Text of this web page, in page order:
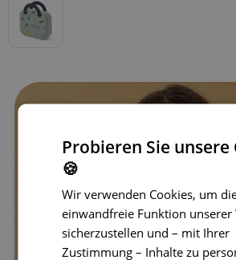
Probieren Sie unsere
🍪
Wir verwenden Cookies, um
einwandfreie Funktion unserer
sicherzustellen und – mit Ihrer
Zustimmung – Inhalte zu